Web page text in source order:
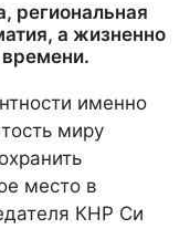
региональная
а жизненно
именно
миру
место в
КНР Си